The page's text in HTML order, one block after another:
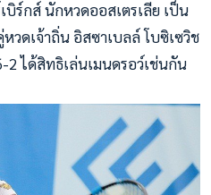
ร์กส์ นักหวดออสเตรเลีย เป็น
วดเจ้าถิ่น อิสซาเบลล์ โบซิเซวิช
ได้สิทธิเล่นเมนดรอว์เช่นกัน